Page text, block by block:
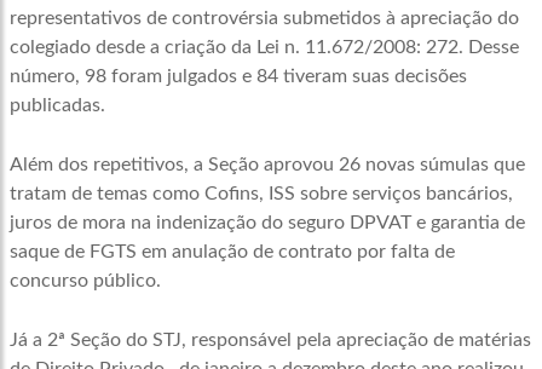
representativos de controvérsia submetidos à apreciação do
colegiado desde a criação da Lei n. 11.672/2008: 272. Desse
número, 98 foram julgados e 84 tiveram suas decisões
publicadas.
Além dos repetitivos, a Seção aprovou 26 novas súmulas que
tratam de temas como Cofins, ISS sobre serviços bancários,
juros de mora na indenização do seguro DPVAT e garantia de
saque de FGTS em anulação de contrato por falta de
concurso público.
Já a 2ª Seção do STJ, responsável pela apreciação de matérias